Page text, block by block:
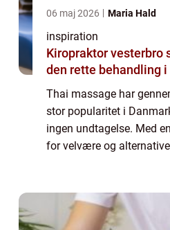
06 maj 2026 Maria Hald
inspiration
Kiropraktor vesterbro sådan finder du
den rette behandling
Thai massage har
stor popularitet i
ingen undtagelse. Med
for velvære og alternative